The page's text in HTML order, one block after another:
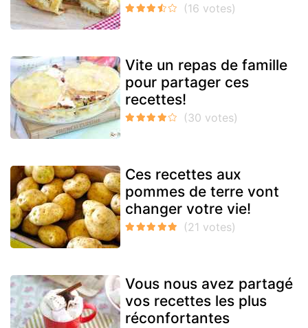
Vite un repas de famille
pour partager ces
recettes!
Ces recettes aux
pommes de terre vont
changer votre vie!
Vous nous avez partagé
vos recettes les plus
réconfortantes